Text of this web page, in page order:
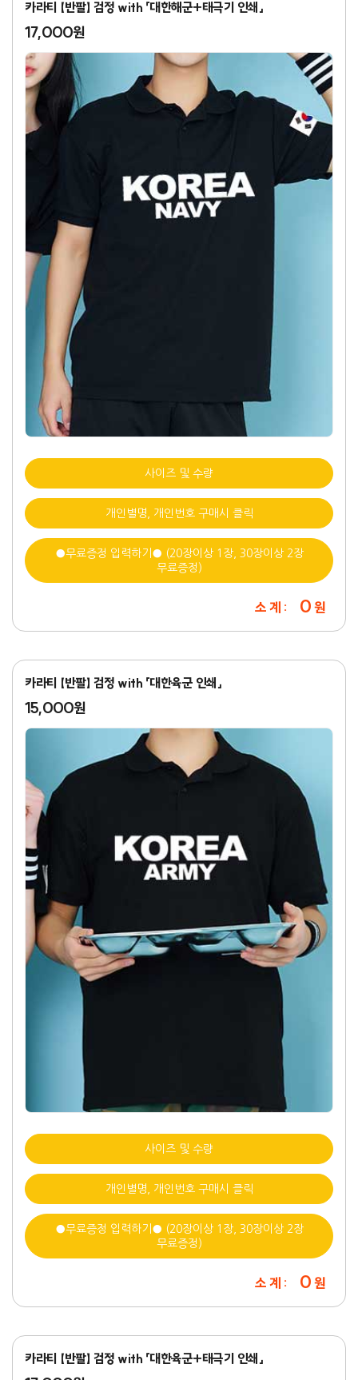
카라티 【반팔】 검정 with 「대한해군+태극기 인쇄」
17,000원
사이즈 및 수량
개인별명, 개인번호 구매시 클릭
●무료증정 입력하기● (20장이상 1장, 30장이상 2장
무료증정)
소 계 : 0원
카라티 【반팔】 검정 with 「대한육군 인쇄」
15,000원
사이즈 및 수량
개인별명, 개인번호 구매시 클릭
●무료증정 입력하기● (20장이상 1장, 30장이상 2장
무료증정)
소 계 : 0원
카라티 【반팔】 검정 with 「대한육군+태극기 인쇄」